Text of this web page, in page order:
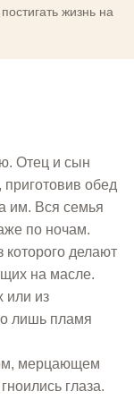
жизнь на
Отец и сын
обед
им. Вся семья
по ночам.
делают
на масле.
или из
лишь пламя
мерцающем
глаза.